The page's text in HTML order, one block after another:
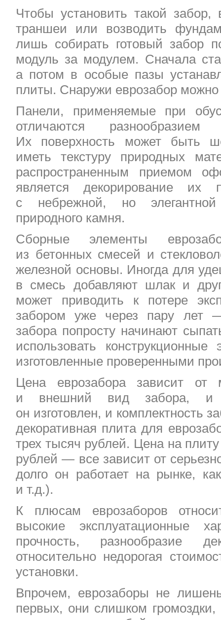
Чтобы установить такой
траншеи или возводить
лишь собирать готовый забор
модуль за модулем. Сначала
а потом в особые пазы
плиты. Снаружи еврозабор можно
Панели, применяемые при
отличаются
Их поверхность может быть
иметь текстуру природных
распространенным приемом
является декорирование их
с небрежной, но элегантной
природного камня.
Сборные элементы
из бетонных смесей и
железной основы. Иногда для
в смесь добавляют шлак и
может приводить к потере
забором уже через пару лет
забора попросту начинают
использовать
изготовленные проверенными
Цена еврозабора зависит от
и внешний вид забора, и
он изготовлен, и комплектность
декоративная плита для
трех тысяч рублей. Цена на
рублей — все зависит от
долго он работает на рынке,
и т.д.).
К плюсам еврозаборов
высокие эксплуатационные
прочность, разнообразие
относительно недорогая
установки.
Впрочем, еврозаборы не
первых, они слишком громоздки,